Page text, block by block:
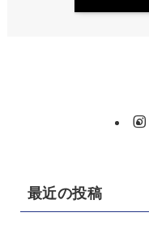
最近の投稿